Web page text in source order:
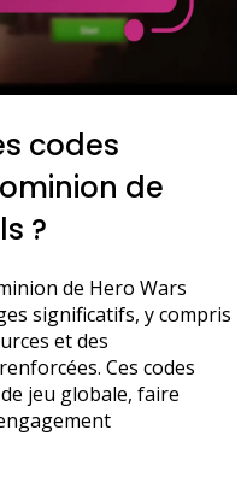
codes
de
?
de Hero Wars
significatifs, y compris
et des
Ces codes
jeu globale, faire